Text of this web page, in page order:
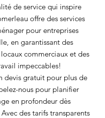
de service qui inspire
offre des services
pour entreprises
en garantissant des
commerciaux et des
impeccables!
devis gratuit pour plus de
nous pour planifier
en profondeur dès
des tarifs transparents